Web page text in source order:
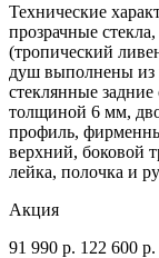
Технические
прозрачные
(тропический
душ выполнены из
стеклянные
толщиной 6 мм,
профиль,
верхний, боковой
лейка, полочка и
Акция
91 990 р. 122 600 р.